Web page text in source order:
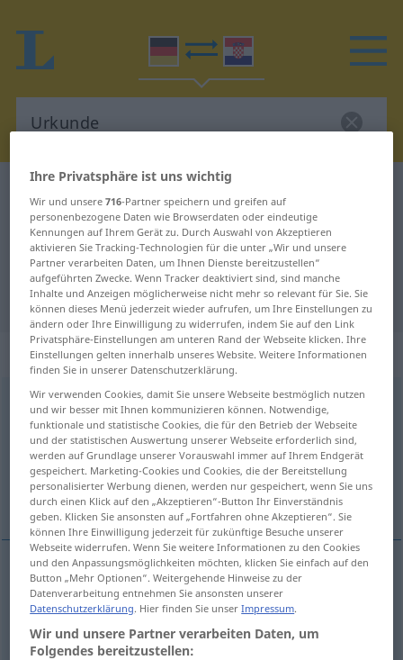
Deutsch-Kroatisch Übersetzung für
"Urkunde"
"Urkunde" Kroatisch Übersetzung
„Urkunde“: Femininum
Urkundef <Urkunde;-n>
Übersicht aller Übersetzungen
(Für mehr Details die Übersetzung anklicken/antippen)
isprava, dokument
isprava,dokument Urkunde
Ihre Privatsphäre ist uns wichtig
Wir und unsere716-Partner speichern und greifen auf
personenbezogene Daten wie Browserdaten oder eindeutige
Kennungen auf Ihrem Gerät zu. Durch Auswahl von Akzeptieren
aktivieren Sie Tracking-Technologien für die unter „Wir und unsere
Partner verarbeiten Daten, um Ihnen Dienste bereitzustellen“
aufgeführten Zwecke. Wenn Tracker deaktiviert sind, sind manche
Inhalte und Anzeigen möglicherweise nicht mehr so relevant für Sie. Sie
können dieses Menü jederzeit wieder aufrufen, um Ihre Einstellungen zu
ändern oder Ihre Einwilligung zu widerrufen, indem Sie auf den Link
Privatsphäre-Einstellungen am unteren Rand der Webseite klicken. Ihre
Einstellungen gelten innerhalb unseres Website. Weitere Informationen
finden Sie in unserer Datenschutzerklärung.
Wir verwenden Cookies, damit Sie unsere Webseite bestmöglich nutzen
und wir besser mit Ihnen kommunizieren können. Notwendige,
funktionale und statistische Cookies, die für den Betrieb der Webseite
und der statistischen Auswertung unserer Webseite erforderlich sind,
werden auf Grundlage unserer Vorauswahl immer auf Ihrem Endgerät
gespeichert. Marketing-Cookies und Cookies, die der Bereitstellung
personalisierter Werbung dienen, werden nur gespeichert, wenn Sie uns
durch einen Klick auf den „Akzeptieren“-Button Ihr Einverständnis
geben. Klicken Sie ansonsten auf „Fortfahren ohne Akzeptieren“. Sie
können Ihre Einwilligung jederzeit für zukünftige Besuche unserer
Webseite widerrufen. Wenn Sie weitere Informationen zu den Cookies
und den Anpassungsmöglichkeiten möchten, klicken Sie einfach auf den
Button „Mehr Optionen“. Weitergehende Hinweise zu der
Datenverarbeitung entnehmen Sie ansonsten unserer
Datenschutzerklärung. Hier finden Sie unserImpressum.
Wir und unsere Partner verarbeiten Daten, um
Folgendes bereitzustellen: